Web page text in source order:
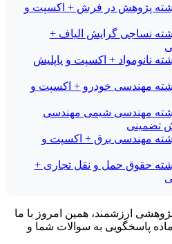
پژوهش در فرش + اکسپت و
نساجی گرایش الیاف +
نانومواد + اکسپت و پاپلیش
مهندسی خودرو + اکسپت و
مهندسی شیمی مهندسی
تضمینی
مهندسی برق + اکسپت و
حقوق حمل و نقل تجاری +
ارزشمند، همین امروز با ما
پاسخگویی به سوالات شما و